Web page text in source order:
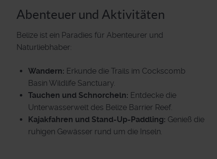
Abenteuer und Aktivitäten
Belize ist ein Paradies für Abenteurer und
Naturliebhaber:
Wandern: Erkunde die Trails im Cockscomb
Basin Wildlife Sanctuary.
Tauchen und Schnorcheln: Entdecke die
Unterwasserwelt des Belize Barrier Reef.
Kajakfahren und Stand-Up-Paddling: Genieß die
ruhigen Gewässer rund um die Inseln.